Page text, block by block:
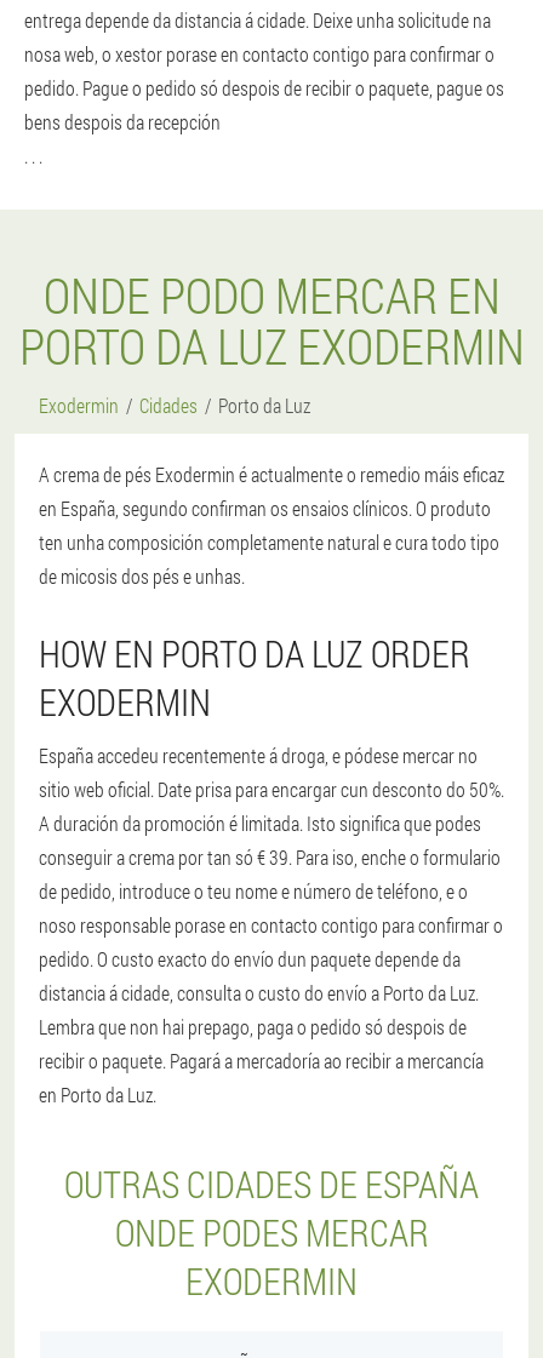
entrega depende da distancia á cidade. Deixe unha solicitude na
nosa web, o xestor porase en contacto contigo para confirmar o
pedido. Pague o pedido só despois de recibir o paquete, pague os
bens despois da recepción
. . .
ONDE PODO MERCAR EN
PORTO DA LUZ EXODERMIN
Exodermin Cidades Porto da Luz
A crema de pés Exodermin é actualmente o remedio máis eficaz
en España, segundo confirman os ensaios clínicos. O produto
ten unha composición completamente natural e cura todo tipo
de micosis dos pés e unhas.
HOW EN PORTO DA LUZ ORDER
EXODERMIN
España accedeu recentemente á droga, e pódese mercar no
sitio web oficial. Date prisa para encargar cun desconto do 50%.
A duración da promoción é limitada. Isto significa que podes
conseguir a crema por tan só € 39. Para iso, enche o formulario
de pedido, introduce o teu nome e número de teléfono, e o
noso responsable porase en contacto contigo para confirmar o
pedido. O custo exacto do envío dun paquete depende da
distancia á cidade, consulta o custo do envío a Porto da Luz.
Lembra que non hai prepago, paga o pedido só despois de
recibir o paquete. Pagará a mercadoría ao recibir a mercancía
en Porto da Luz.
OUTRAS CIDADES DE ESPAÑA
ONDE PODES MERCAR
EXODERMIN